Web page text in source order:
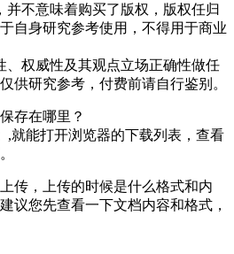
并不意味着购买了版权，版权任归
自身研究参考使用，不得用于商业
、权威性及其观点立场正确性做任
供研究参考，付费前请自行鉴别。
存在哪里？
,就能打开浏览器的下载列表，查看
传，上传的时候是什么格式和内
议您先查看一下文档内容和格式，